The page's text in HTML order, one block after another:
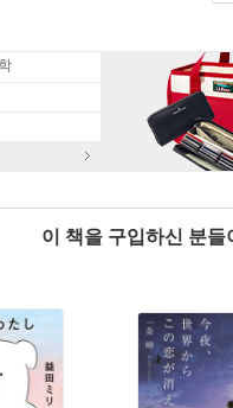
이 책을 구입하신 분